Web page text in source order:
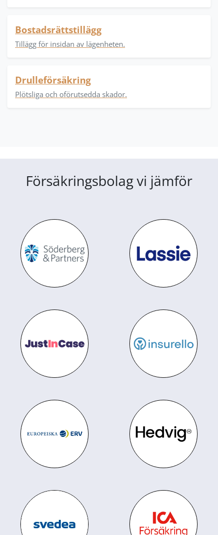
Bostadsrättstillägg
Tillägg för insidan av lägenheten.
Drulleförsäkring
Plötsliga och oförutsedda skador.
Försäkringsbolag vi jämför